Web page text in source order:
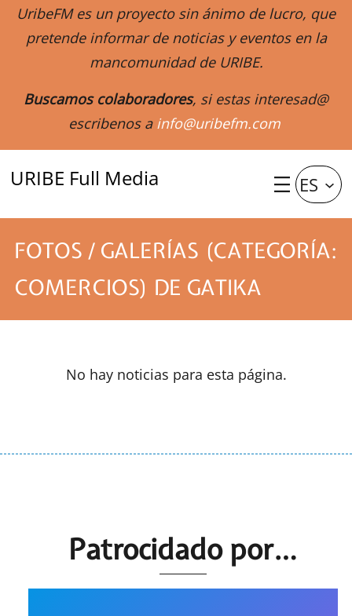
UribeFM es un proyecto sin ánimo de lucro, que
pretende informar de noticias y eventos en la
mancomunidad de URIBE.
Buscamos colaboradores, si estas interesad@
escribenos a info@uribefm.com
URIBE Full Media ES
FOTOS / GALERÍAS (CATEGORÍA:
COMERCIOS) DE GATIKA
No hay noticias para esta página.
Patrocidado por…